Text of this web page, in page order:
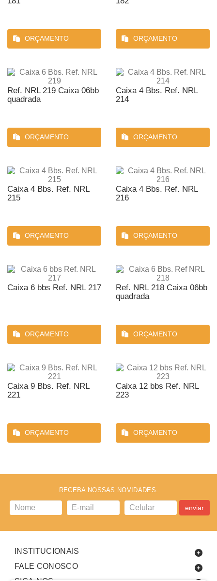
ORÇAMENTO ORÇAMENTO
Ref. NRL 219 Caixa 06bb
quadrada
ORÇAMENTO
Caixa 4 Bbs. Ref. NRL
214
ORÇAMENTO
Caixa 4 Bbs. Ref. NRL
215
ORÇAMENTO
Caixa 4 Bbs. Ref. NRL
216
ORÇAMENTO
Caixa 6 bbs Ref. NRL 217
ORÇAMENTO
Ref. NRL 218 Caixa 06bb
quadrada
ORÇAMENTO
Caixa 9 Bbs. Ref. NRL
221
ORÇAMENTO
Caixa 12 bbs Ref. NRL
223
ORÇAMENTO
RECEBA NOSSAS NOVIDADES:
enviar
INSTITUCIONAIS
FALE CONOSCO